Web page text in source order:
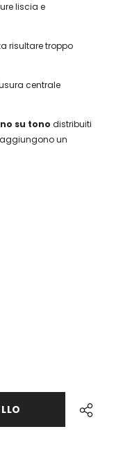
liscia e
risultare troppo
centrale
su tono distribuiti
un